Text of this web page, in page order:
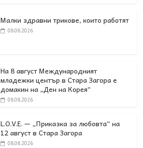
Малки здравни трикове, които работят
08.08.2026
На 8 август Международният
младежки център в Стара Загора е
домакин на „Ден на Корея“
08.08.2026
L.O.V.E. — „Приказка за любовта“ на
12 август в Стара Загора
08.08.2026